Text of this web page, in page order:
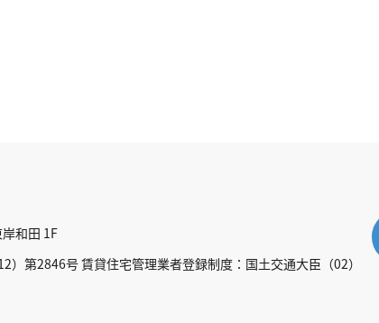
和田 1F
第2846号 賃貸住宅管理業者登録制度：国土交通大臣（02）